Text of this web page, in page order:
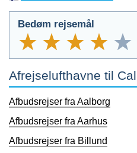
Bedøm rejsemål
Afrejselufthavne til
Afbudsrejser fra Aalborg
Afbudsrejser fra Aarhus
Afbudsrejser fra Billund